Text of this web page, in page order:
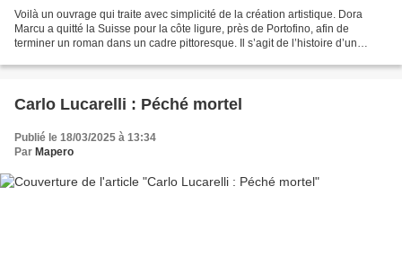
Voilà un ouvrage qui traite avec simplicité de la création artistique. Dora
Marcu a quitté la Suisse pour la côte ligure, près de Portofino, afin de
terminer un roman dans un cadre pittoresque. Il s’agit de l’histoire d’un
Carlo Lucarelli : Péché mortel
Publié le 18/03/2025 à 13:34
Par Mapero